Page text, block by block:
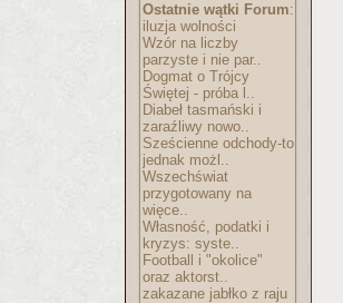
Ostatnie wątki Forum:
iluzja wolności
Wzór na liczby
parzyste i nie par..
Dogmat o Trójcy
Świętej - próba l..
Diabeł tasmański i
zaraźliwy nowo..
Sześcienne odchody-to
jednak możl..
Wszechświat
przygotowany na
więce..
Własność, podatki i
kryzys: syste..
Football i "okolice"
oraz aktorst..
zakazane jabłko z raju